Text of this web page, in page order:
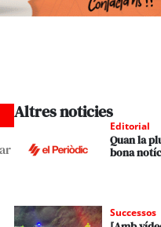
Altres noticies
Editorial
Quan la
bona
Successos